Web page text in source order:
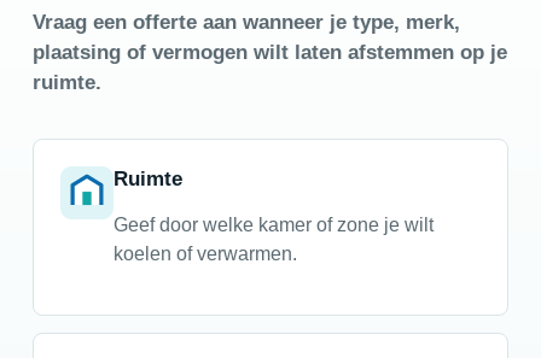
Vraag een offerte aan wanneer je type, merk,
plaatsing of vermogen wilt laten afstemmen op je
ruimte.
Ruimte
Geef door welke kamer of zone je wilt
koelen of verwarmen.